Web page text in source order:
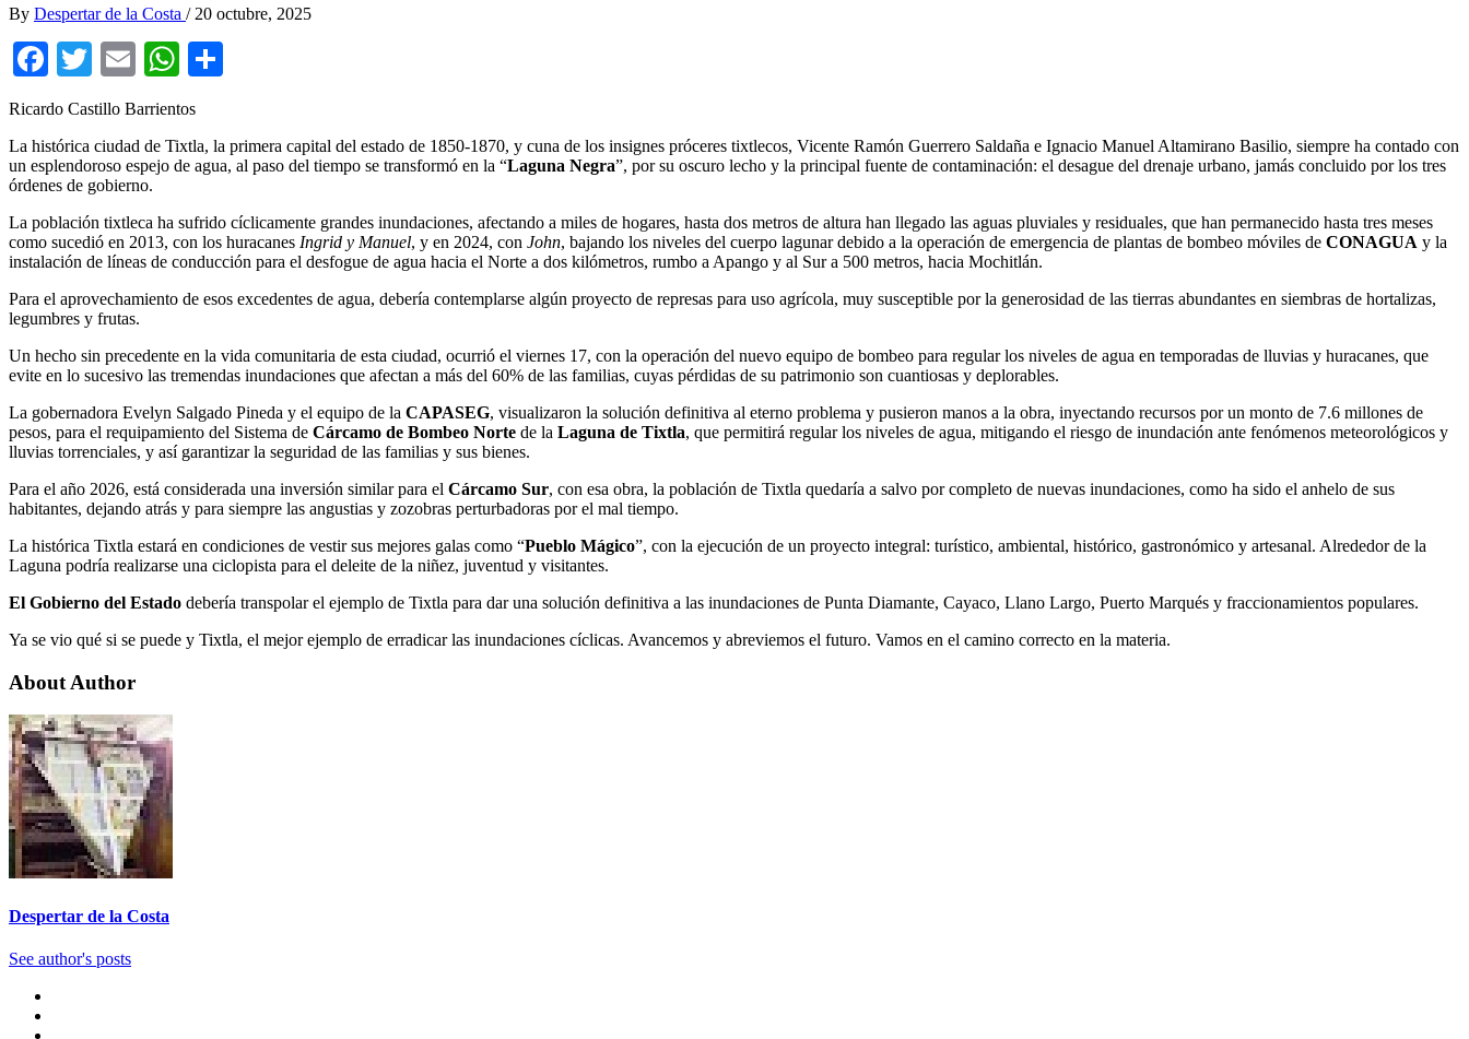
By Despertar de la Costa / 20 octubre, 2025
Facebook
TwitterEmailWhatsApp
Ricardo Castillo Barrientos
La histórica ciudad de Tixtla, la primera capital del estado de 1850-1870, y cuna de los insignes próceres tixtlecos, Vicente Ramón Guerrero Saldaña e Ignacio Manuel Altamirano Basilio, siempre ha contado con
un esplendoroso espejo de agua, al paso del tiempo se transformó en la “Laguna Negra”, por su oscuro lecho y la principal fuente de contaminación: el desague del drenaje urbano, jamás concluido por los tres
órdenes de gobierno.
La población tixtleca ha sufrido cíclicamente grandes inundaciones, afectando a miles de hogares, hasta dos metros de altura han llegado las aguas pluviales y residuales, que han permanecido hasta tres meses
como sucedió en 2013, con los huracanes Ingrid y Manuel, y en 2024, con John, bajando los niveles del cuerpo lagunar debido a la operación de emergencia de plantas de bombeo móviles de CONAGUA y la
instalación de líneas de conducción para el desfogue de agua hacia el Norte a dos kilómetros, rumbo a Apango y al Sur a 500 metros, hacia Mochitlán.
Para el aprovechamiento de esos excedentes de agua, debería contemplarse algún proyecto de represas para uso agrícola, muy susceptible por la generosidad de las tierras abundantes en siembras de hortalizas,
legumbres y frutas.
Un hecho sin precedente en la vida comunitaria de esta ciudad, ocurrió el viernes 17, con la operación del nuevo equipo de bombeo para regular los niveles de agua en temporadas de lluvias y huracanes, que
evite en lo sucesivo las tremendas inundaciones que afectan a más del 60% de las familias, cuyas pérdidas de su patrimonio son cuantiosas y deplorables.
La gobernadora Evelyn Salgado Pineda y el equipo de la CAPASEG, visualizaron la solución definitiva al eterno problema y pusieron manos a la obra, inyectando recursos por un monto de 7.6 millones de
pesos, para el requipamiento del Sistema de Cárcamo de Bombeo Norte de la Laguna de Tixtla, que permitirá regular los niveles de agua, mitigando el riesgo de inundación ante fenómenos meteorológicos y
lluvias torrenciales, y así garantizar la seguridad de las familias y sus bienes.
Para el año 2026, está considerada una inversión similar para el Cárcamo Sur, con esa obra, la población de Tixtla quedaría a salvo por completo de nuevas inundaciones, como ha sido el anhelo de sus
habitantes, dejando atrás y para siempre las angustias y zozobras perturbadoras por el mal tiempo.
La histórica Tixtla estará en condiciones de vestir sus mejores galas como “Pueblo Mágico”, con la ejecución de un proyecto integral: turístico, ambiental, histórico, gastronómico y artesanal. Alrededor de la
Laguna podría realizarse una ciclopista para el deleite de la niñez, juventud y visitantes.
El Gobierno del Estado debería transpolar el ejemplo de Tixtla para dar una solución definitiva a las inundaciones de Punta Diamante, Cayaco, Llano Largo, Puerto Marqués y fraccionamientos populares.
Ya se vio qué si se puede y Tixtla, el mejor ejemplo de erradicar las inundaciones cíclicas. Avancemos y abreviemos el futuro. Vamos en el camino correcto en la materia.
About Author
Despertar de la Costa
See author's posts